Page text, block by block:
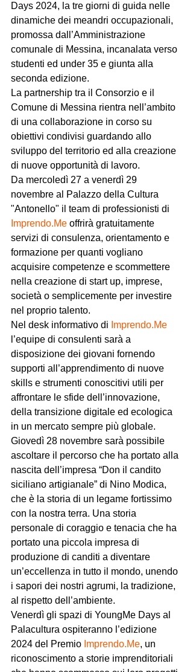
Days 2024, la tre giorni di guida nelle
dinamiche dei meandri occupazionali,
promossa dall’Amministrazione
comunale di Messina, incanalata verso
studenti ed under 35 e giunta alla
seconda edizione.
La partnership tra il Consorzio e il
Comune di Messina rientra nell’ambito
di una collaborazione in corso su
obiettivi condivisi guardando allo
sviluppo del territorio ed alla creazione
di nuove opportunità di lavoro.
Da mercoledì 27 a venerdì 29
novembre al Palazzo della Cultura
"Antonello" il team di professionisti di
Imprendo.Me offrirà gratuitamente
servizi di consulenza, orientamento e
formazione per quanti vogliano
acquisire competenze e scommettere
nella creazione di start up, imprese,
società o semplicemente per investire
nel proprio talento.
Nel desk informativo di Imprendo.Me
l’equipe di consulenti sarà a
disposizione dei giovani fornendo
supporti all’apprendimento di nuove
skills e strumenti conoscitivi utili per
affrontare le sfide dell’innovazione,
della transizione digitale ed ecologica
in un mercato sempre più globale.
Giovedì 28 novembre sarà possibile
ascoltare il percorso che ha portato alla
nascita dell’impresa “Don il candito
siciliano artigianale” di Nino Modica,
che è la storia di un legame fortissimo
con la nostra terra. Una storia
personale di coraggio e tenacia che ha
portato una piccola impresa di
produzione di canditi a diventare
un’eccellenza in tutto il mondo, unendo
i sapori dei nostri agrumi, la tradizione,
al rispetto dell’ambiente.
Venerdì gli spazi di YoungMe Days al
Palacultura ospiteranno l’edizione
2024 del Premio Imprendo.Me, un
riconoscimento a storie imprenditoriali